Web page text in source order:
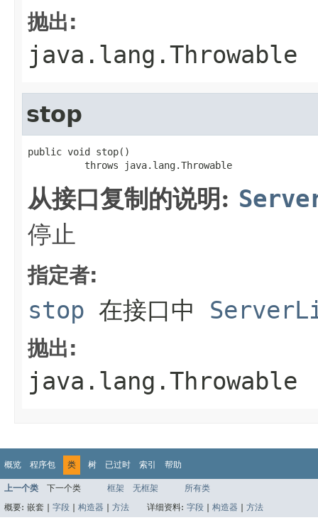
抛出:
java.lang.Throwable
stop
public void stop()
          throws java.lang.Throwable
从接口复制的说明:
停止
指定者:
stop 在接口中
抛出:
java.lang.Throwable
概览 程序包 类 树 已过时 索引 帮助
上一个类 下一个类 框架 无框架
所有类
概要: 嵌套 | 字段 构造器 方法 详细资料: 字段 构造器 方法